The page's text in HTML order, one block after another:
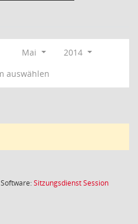
Mai
2014
auswählen
Software:SitzungsdienstSession(Wird in